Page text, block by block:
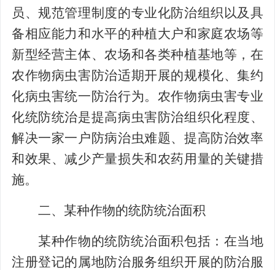
员、规范管理制度的专业化防治组织以及具
备相应能力和水平的种植大户和家庭农场等
新型经营主体、农场和各类种植基地等，在
农作物病虫害防治适期开展的规模化、集约
化病虫害统一防治行为。农作物病虫害专业
化统防统治是提高病虫害防治组织化程度、
解决一家一户防病治虫难题、提高防治效率
和效果、减少产量损失和农药用量的关键措
施。
二、某种作物的统防统治面积
某种作物的统防统治面积包括：在当地
注册登记的属地防治服务组织开展的防治服